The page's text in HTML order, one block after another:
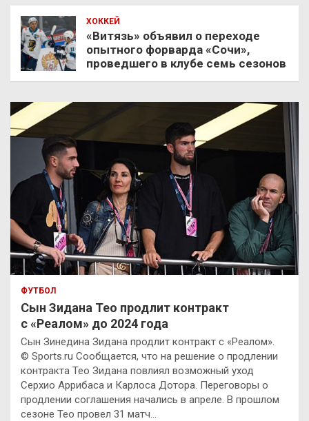
ХОККЕЙ
«Витязь» объявил о переходе
опытного форварда «Сочи»,
проведшего в клубе семь сезонов
ФУТБОЛ
Сын Зидана Тео продлит контракт
с «Реалом» до 2024 года
Сын Зинедина Зидана продлит контракт с «Реалом».
© Sports.ru Сообщается, что на решение о продлении
контракта Тео Зидана повлиял возможный уход
Серхио Аррибаса и Карлоса Дотора. Переговоры о
продлении соглашения начались в апреле. В прошлом
сезоне Тео провел 31 матч…